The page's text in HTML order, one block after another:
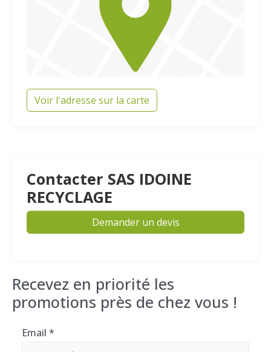
Voir l'adresse sur la carte
Contacter SAS IDOINE
RECYCLAGE
Demander un devis
Recevez en priorité les
promotions près de chez vous !
Email *